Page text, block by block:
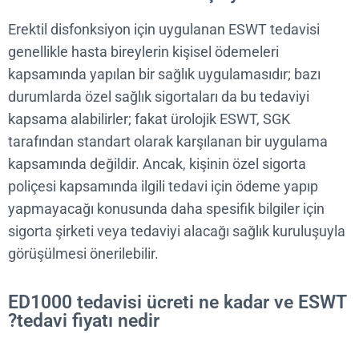
Erektil disfonksiyon için uygulanan ESWT tedavisi
genellikle hasta bireylerin kişisel ödemeleri
kapsamında yapılan bir sağlık uygulamasıdır; bazı
durumlarda özel sağlık sigortaları da bu tedaviyi
kapsama alabilirler; fakat ürolojik ESWT, SGK
tarafından standart olarak karşılanan bir uygulama
kapsamında değildir. Ancak, kişinin özel sigorta
poliçesi kapsamında ilgili tedavi için ödeme yapıp
yapmayacağı konusunda daha spesifik bilgiler için
sigorta şirketi veya tedaviyi alacağı sağlık
görüşülmesi önerilebilir.
ED1000 tedavisi ücreti ne kadar ve
tedavi fiyatı nedir?